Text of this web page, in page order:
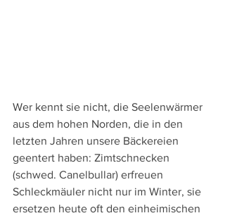
Wer kennt sie nicht, die Seelenwärmer
aus dem hohen Norden, die in den
letzten Jahren unsere Bäckereien
geentert haben: Zimtschnecken
(schwed. Canelbullar) erfreuen
Schleckmäuler nicht nur im Winter, sie
ersetzen heute oft den einheimischen